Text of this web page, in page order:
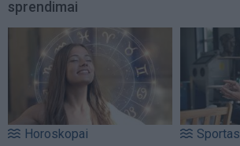
sprendimai
Horoskopai Sportas